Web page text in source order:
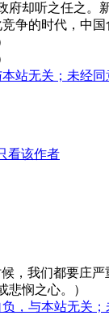
府却听之任之
争的时代，中
站无关；未经
看该作者
候，我们都要庄
悯之心。）
，与本站无关